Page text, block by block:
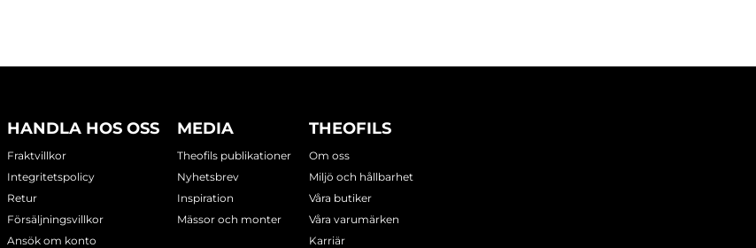
HANDLA HOS OSS
Fraktvillkor
Integritetspolicy
Retur
Försäljningsvillkor
Ansök om konto
MEDIA
Theofils publikationer
Nyhetsbrev
Inspiration
Mässor och monter
THEOFILS
Om oss
Miljö och hållbarhet
Våra butiker
Våra varumärken
Karriär